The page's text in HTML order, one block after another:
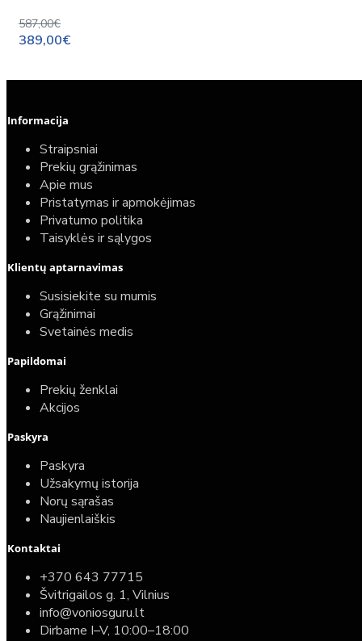
587,00€
389,00€
Informacija
Straipsniai
Prekių grąžinimas
Apie mus
Pristatymas ir apmokėjimas
Privatumo politika
Taisyklės ir sąlygos
Klientų aptarnavimas
Susisiekite su mumis
Grąžinimai
Svetainės medis
Papildomai
Prekių ženklai
Akcijos
Paskyra
Paskyra
Užsakymų istorija
Norų sąrašas
Naujienlaiškis
Kontaktai
+370 643 77715
Švitrigailos g. 1, Vilnius
info@voniosguru.lt
Dirbame I–V, 10:00–18:00